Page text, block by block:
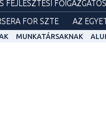
FEJLESZTÉSI
FOR SZTE AZ
MUNKATÁRSAKNAK